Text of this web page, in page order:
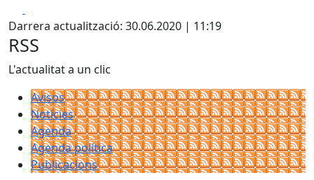
Darrera actualització: 30.06.2020 | 11:19
RSS
L'actualitat a un clic
Avisos
Notícies
Agenda
Agenda política
Publicacions